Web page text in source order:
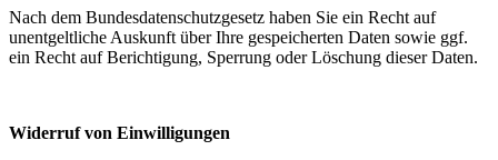
Nach dem Bundesdatenschutzgesetz haben Sie ein Recht auf
unentgeltliche Auskunft über Ihre gespeicherten Daten sowie ggf.
ein Recht auf Berichtigung, Sperrung oder Löschung dieser Daten.
Widerruf von Einwilligungen